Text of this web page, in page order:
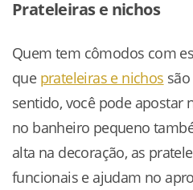
Prateleiras e nichos
Quem tem cômodos com
que prateleiras e nichos
sentido, você pode apostar
no banheiro pequeno
alta na decoração, as
funcionais e ajudam no